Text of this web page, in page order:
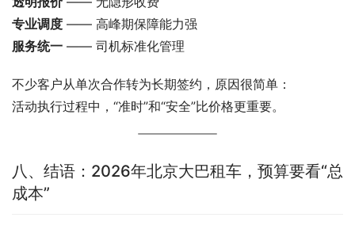
专业调度 —— 高峰期保障能力强
服务统一 —— 司机标准化管理
不少客户从单次合作转为长期签约，原因很简单：
活动执行过程中，“准时”和“安全”比价格更重要。
八、结语：2026年北京大巴租车，预算要看“总
成本”